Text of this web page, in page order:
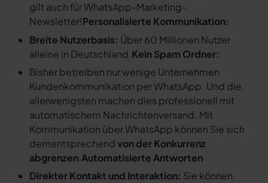
gilt auch für WhatsApp-Marketing-
Newsletter!Personalisierte Kommunikation:
Breite Nutzerbasis: Über 60 Millionen Nutzer
alleine in Deutschland.Kein Spam Ordner:
Bisher betreiben nur wenige Unternehmen
Kundenkommunikation per WhatsApp. Und die
allerwenigsten machen dies professionell mit
automatischem Nachrichtenversand. Mit
Kommunikation über WhatsApp können Sie sich
dementsprechendvon der Konkurrenz
abgrenzen.Automatisierte Antworten
Direkter Kontakt und Interaktion: Sie können